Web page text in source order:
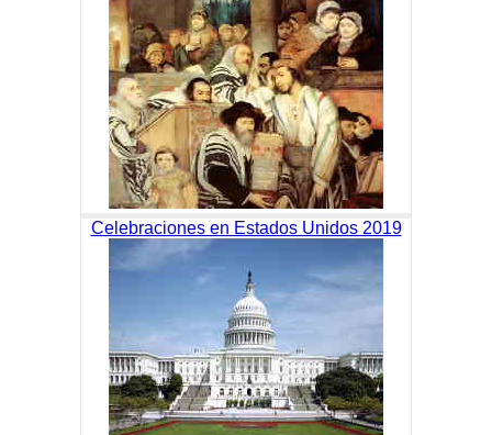
Celebraciones en Estados Unidos 2019